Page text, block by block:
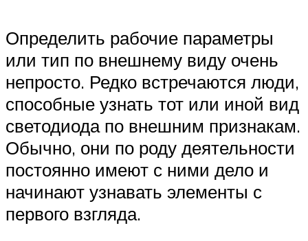
Определить рабочие параметры
или тип по внешнему виду очень
непросто. Редко встречаются люди,
способные узнать тот или иной вид
светодиода по внешним признакам.
Обычно, они по роду деятельности
постоянно имеют с ними дело и
начинают узнавать элементы с
первого взгляда.